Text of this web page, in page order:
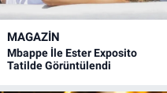
MAGAZİN
Mbappe İle Ester Exposito
Tatilde Görüntülendi